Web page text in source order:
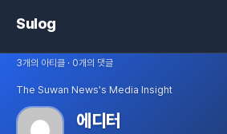
Sulog
3개의 아티클 · 0개의 댓글
The Suwan News's Media Insight
에디터